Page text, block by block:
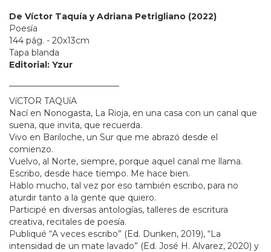
De Víctor Taquía y Adriana Petrigliano (2022)
Poesía
144 pág. - 20x13cm
Tapa blanda
Editorial: Yzur
VíCTOR TAQUíA
Nací en Nonogasta, La Rioja, en una casa con un canal que
suena, que invita, que recuerda.
Vivo en Bariloche, un Sur que me abrazó desde el
comienzo.
Vuelvo, al Norte, siempre, porque aquel canal me llama.
Escribo, desde hace tiempo. Me hace bien.
Hablo mucho, tal vez por eso también escribo, para no
aturdir tanto a la gente que quiero.
Participé en diversas antologías, talleres de escritura
creativa, recitales de poesía.
Publiqué “A veces escribo” (Ed. Dunken, 2019), “La
intensidad de un mate lavado” (Ed. José H. Alvarez, 2020) y